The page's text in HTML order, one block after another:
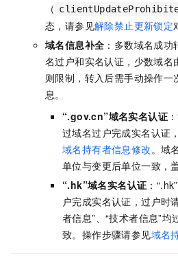
（
态，请参见解除禁止更新锁定
域名信息补全 ：多数域名成
名过户和实名认证，少数域
则限制，转入后需手动操作
息。
“.gov.cn”域名实名认证 ：
过域名过户完成实名认证
域名持有者信息修改 。域
单位与变更后单位一致，
“.hk”域名实名认证 ： “.hk”
户完成实名认证，过户时
者信息”、“技术者信息”
致。操作步骤请参见域名